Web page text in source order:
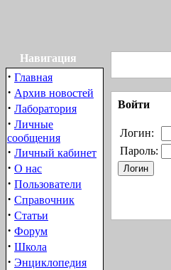
Навигация
· Главная
· Архив новостей
· Лаборатория
· Личные
сообщения
· Личный кабинет
· О нас
· Пользователи
· Справочник
· Статьи
· Форум
· Школа
· Энциклопедия
Войти
Логин:
Пароль: